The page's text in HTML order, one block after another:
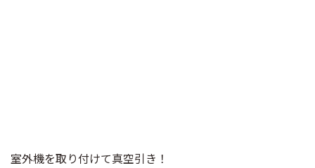
室外機を取り付けて真空引き！